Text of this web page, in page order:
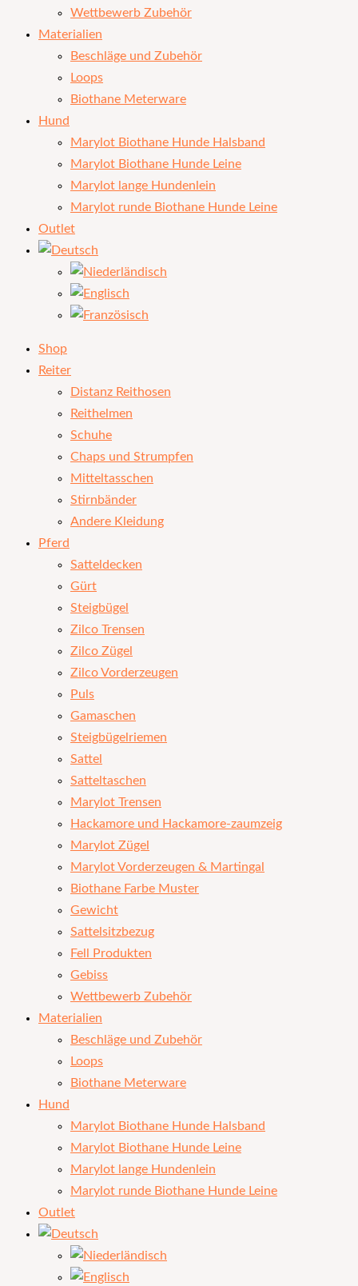
Wettbewerb Zubehör
Materialien
Beschläge und Zubehör
Loops
Biothane Meterware
Hund
Marylot Biothane Hunde Halsband
Marylot Biothane Hunde Leine
Marylot lange Hundenlein
Marylot runde Biothane Hunde Leine
Outlet
Shop
Reiter
Distanz Reithosen
Reithelmen
Schuhe
Chaps und Strumpfen
Mitteltasschen
Stirnbänder
Andere Kleidung
Pferd
Satteldecken
Gürt
Steigbügel
Zilco Trensen
Zilco Zügel
Zilco Vorderzeugen
Puls
Gamaschen
Steigbügelriemen
Sattel
Satteltaschen
Marylot Trensen
Hackamore und Hackamore-zaumzeig
Marylot Zügel
Marylot Vorderzeugen & Martingal
Biothane Farbe Muster
Gewicht
Sattelsitzbezug
Fell Produkten
Gebiss
Wettbewerb Zubehör
Materialien
Beschläge und Zubehör
Loops
Biothane Meterware
Hund
Marylot Biothane Hunde Halsband
Marylot Biothane Hunde Leine
Marylot lange Hundenlein
Marylot runde Biothane Hunde Leine
Outlet